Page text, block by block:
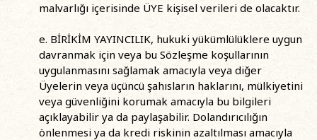
malvarlığı içerisinde ÜYE kişisel verileri de olacaktır.
e. BİRİKİM YAYINCILIK, hukuki yükümlülüklere uygun
davranmak için veya bu Sözleşme koşullarının
uygulanmasını sağlamak amacıyla veya diğer
Üyelerin veya üçüncü şahısların haklarını, mülkiyetini
veya güvenliğini korumak amacıyla bu bilgileri
açıklayabilir ya da paylaşabilir. Dolandırıcılığın
önlenmesi ya da kredi riskinin azaltılması amacıyla